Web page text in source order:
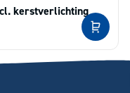
kerstverlichting